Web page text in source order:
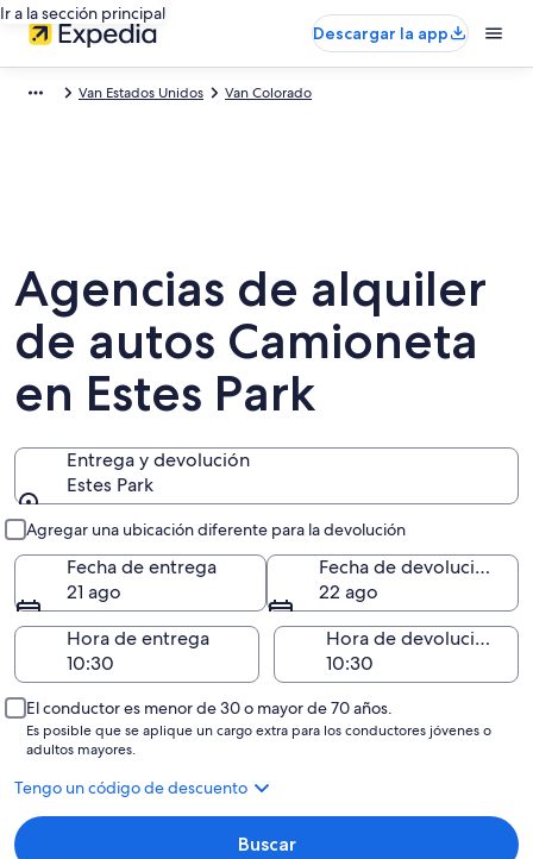
Ir a la sección principal
Descargar la app
Van Estados Unidos Van Colorado
Agencias de alquiler
de autos Camioneta
en Estes Park
Entrega y devolución
Estes Park
Agregar una ubicación diferente para la devolución
Fecha de entrega
21 ago
Fecha de devolución
22 ago
Hora de entrega
Hora de devolución
El conductor es menor de 30 o mayor de 70 años.
Es posible que se aplique un cargo extra para los conductores jóvenes o
adultos mayores.
Tengo un código de descuento
Buscar